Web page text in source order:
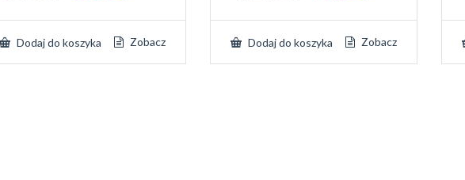
Dodaj do koszyka Zobacz Dodaj do koszyka Zobacz